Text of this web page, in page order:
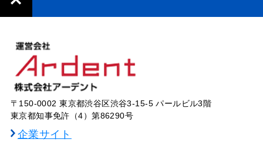
〒150-0002 東京都渋谷区渋谷3-15-5 パールビル3階
東京都知事免許（4）第86290号
企業サイト